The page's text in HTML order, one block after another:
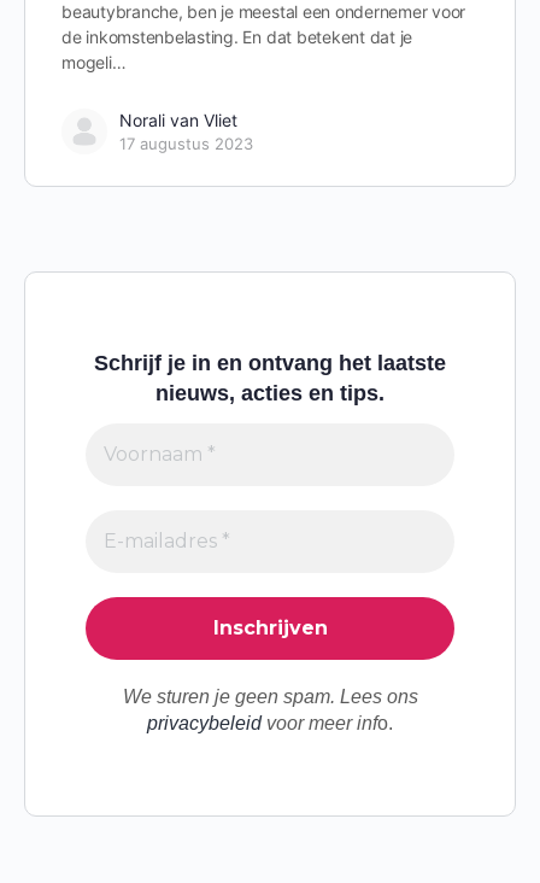
beautybranche, ben je meestal een ondernemer voor
de inkomstenbelasting. En dat betekent dat je
mogeli…
Norali van Vliet
17 augustus 2023
Schrijf je in en ontvang het laatste
nieuws, acties en tips.
We sturen je geen spam. Lees ons
privacybeleidvoor meer info.